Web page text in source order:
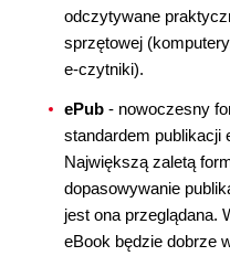
odczytywane
sprzętowej
e-czytniki).
ePub - nowoczesny
standardem publikacji
Największą zaletą
dopasowywanie
jest ona przeglądana.
eBook będzie dobrze